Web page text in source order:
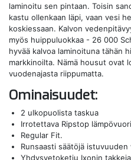
laminoitu sen pintaan. Toisin
kastu ollenkaan läpi, vaan vesi
koskiessaan. Kalvon
myös huippuluokkaa - 26 000
hyvää kalvoa laminoituna tähän
markkinoilta. Nämä housut ovat
vuodenajasta riippumatta.
Ominaisuudet:
2 ulkopuolista taskua
Irrotettava Ripstop lämpövuori
Regular Fit.
Runsaasti säätöjä
Yhdysvetoketju Ixonin